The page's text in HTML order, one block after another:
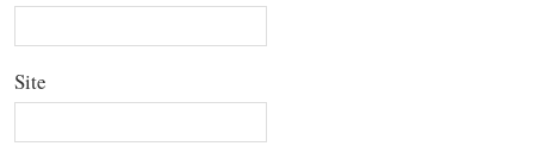
Site